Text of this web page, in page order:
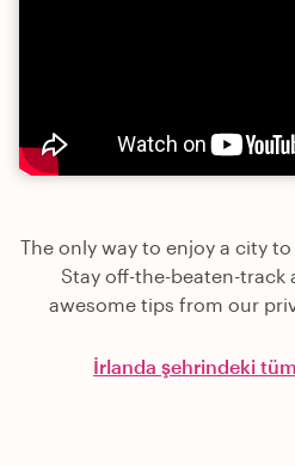
The only way to enjoy a city
Stay off-the-beaten-track
awesome tips from our
İrlanda şehrindeki